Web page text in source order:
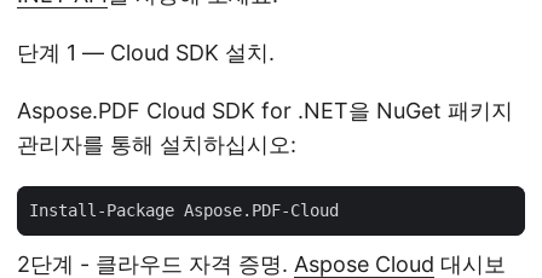
단계 1 — Cloud SDK 설치.
Aspose.PDF Cloud SDK for .NET을 NuGet 패키지
관리자를 통해 설치하십시오:
2단계 - 클라우드 자격 증명. Aspose Cloud 대시보